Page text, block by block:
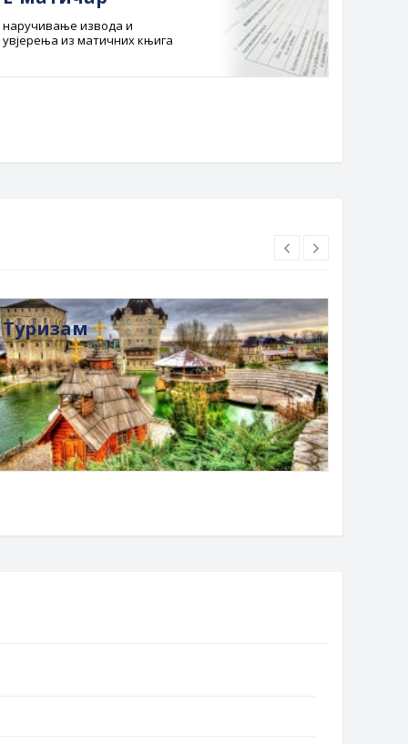
наручивање извода и
увјерења из матичних књига
Туризам